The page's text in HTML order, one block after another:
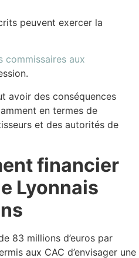
peuvent exercer la
commissaires aux
avoir des conséquences
en termes de
et des autorités de
financier
Lyonnais
83 millions d’euros par
aux CAC d’envisager une